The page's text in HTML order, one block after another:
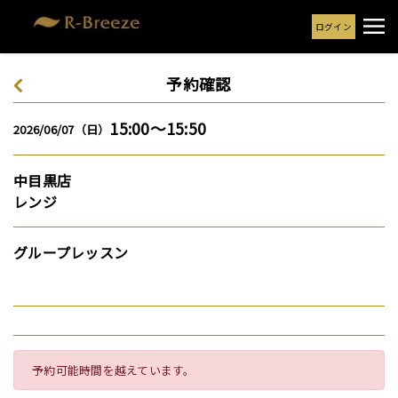
ログイン
予約確認
2026/06/07（日） 15:00～15:50
中目黒店
レンジ
グループレッスン
予約可能時間を越えています。